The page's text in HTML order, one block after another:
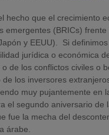
hecho que el crecimiento
emergentes (BRICs)
y EEUU). Si
jurídica o económica
de los conflictos civiles o
los inversores
muy pujantemente en
el segundo aniversario de
fue la mecha del
árabe.